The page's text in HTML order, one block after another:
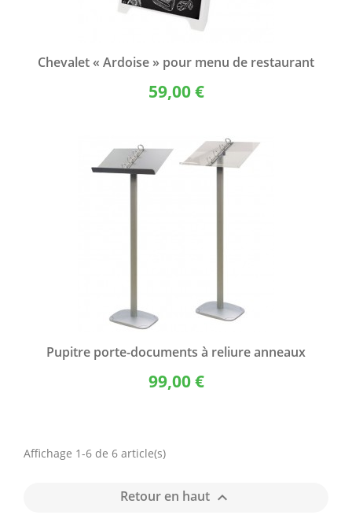
Chevalet « Ardoise » pour menu de restaurant
59,00 €
Pupitre porte-documents à reliure anneaux
99,00 €
Affichage 1-6 de 6 article(s)
Retour en haut 